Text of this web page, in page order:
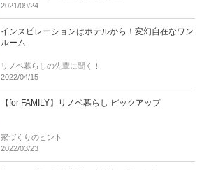
2021/09/24
インスピレーションはホテルから！変幻自在なワン
ルーム
リノベ暮らしの先輩に聞く！
2022/04/15
【for FAMILY】リノベ暮らし ピックアップ
家づくりのヒント
2022/03/23